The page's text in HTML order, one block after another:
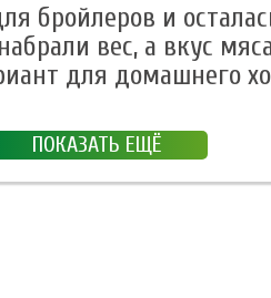
бройлеров и
вес, а вкус
для домашнего
ПОКАЗАТЬ ЕЩЁ